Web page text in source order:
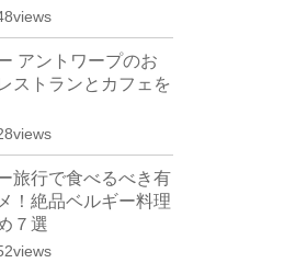
アントワープのお
ストランとカフェを
旅行で食べるべき有
！絶品ベルギー料理
７選